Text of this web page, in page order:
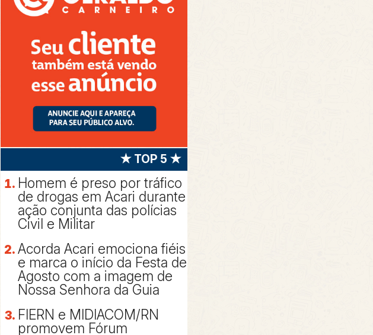
★ TOP 5 ★
Homem é preso por tráfico
de drogas em Acari durante
ação conjunta das polícias
Civil e Militar
Acorda Acari emociona fiéis
e marca o início da Festa de
Agosto com a imagem de
Nossa Senhora da Guia
FIERN e MIDIACOM/RN
promovem Fórum